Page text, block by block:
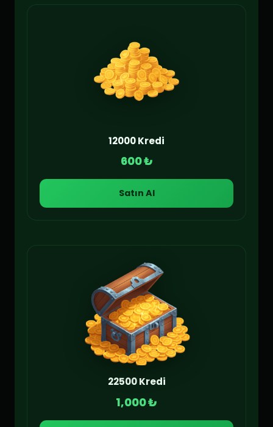
12000 Kredi
600 ₺
Satın Al
22500 Kredi
1,000 ₺